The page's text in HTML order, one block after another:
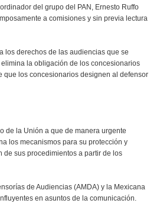
del grupo del PAN, Ernesto Ruffo
a comisiones y sin previa lectura
los derechos de las audiencias que se
la obligación de los concesionarios
los concesionarios designen al defensor
de la Unión a que de manera urgente
los mecanismos para su protección y
sus procedimientos a partir de los
de Audiencias (AMDA) y la Mexicana
en asuntos de la comunicación.